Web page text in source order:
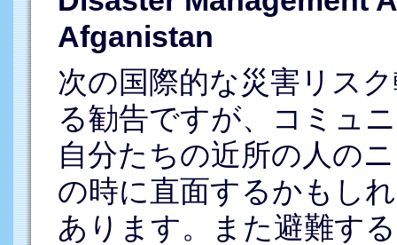
Afganistan
次の国際的な災害リス
る勧告ですが、コミュ
自分たちの近所の人の
の時に直面するかもし
あります。また避難す